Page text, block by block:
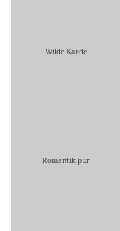
Wilde Karde
Romantik pur